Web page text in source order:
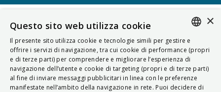
ITALIAN
ENGLISH
FRENCH
×
Questo sito web utilizza cookie
Il presente sito utilizza cookie e tecnologie simili per gestire e
offrire i servizi di navigazione, tra cui cookie di performance (propri
e di terze parti) per comprendere e migliorare l’esperienza di
navigazione dell’utente e cookie di targeting (propri e di terze parti)
al fine di inviare messaggi pubblicitari in linea con le preferenze
manifestate nell’ambito della navigazione in rete. Puoi decidere di